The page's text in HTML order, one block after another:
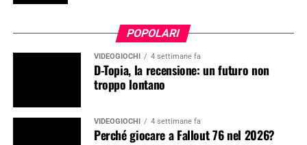
POPOLARI
VIDEOGIOCHI 4 settimane fa
D-Topia, la recensione: un futuro non
troppo lontano
VIDEOGIOCHI 4 settimane fa
Perché giocare a Fallout 76 nel 2026?